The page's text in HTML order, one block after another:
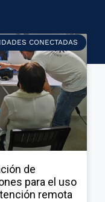
CONECTADAS
de
para el uso
remota